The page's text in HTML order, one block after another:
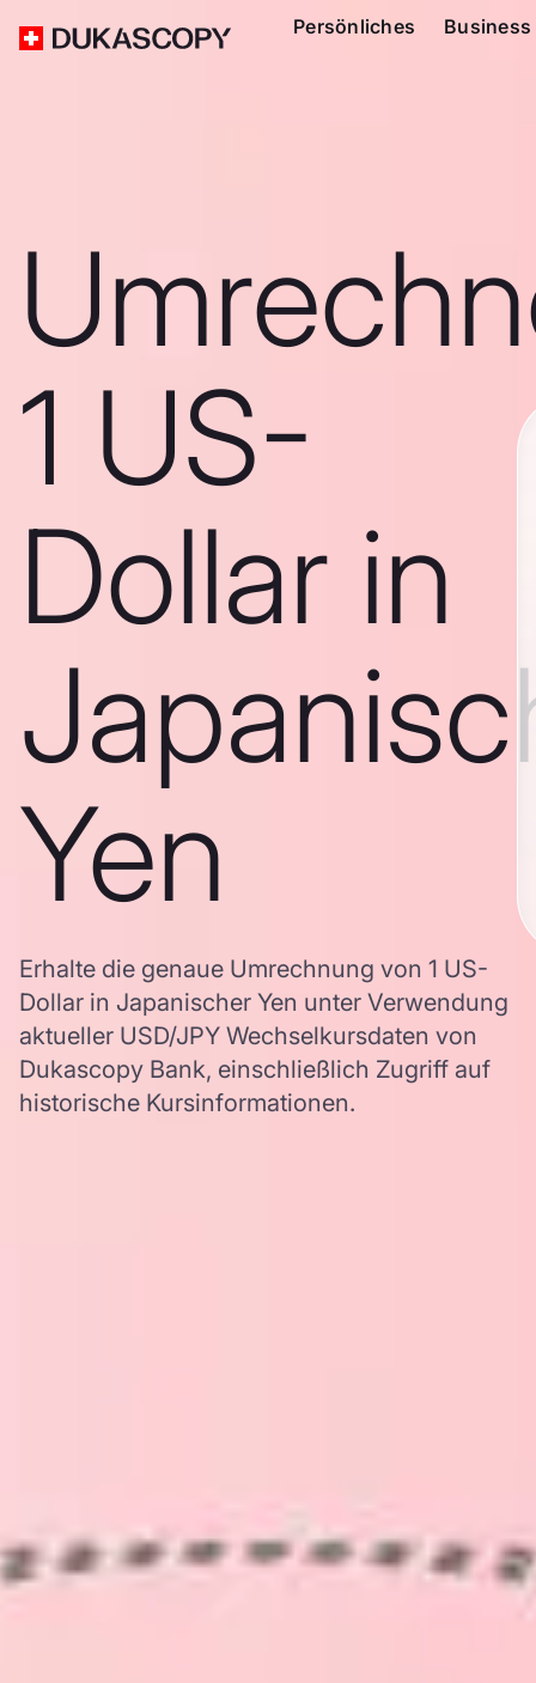
Persönliches Business
1 US-
Dollar in
Yen
Erhalte die genaue Umrechnung von 1 US-
Dollar in Japanischer Yen unter Verwendung
aktueller USD/JPY Wechselkursdaten von
Dukascopy Bank, einschließlich Zugriff auf
historische Kursinformationen.